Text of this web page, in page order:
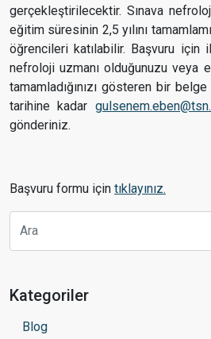
Kategoriler
Blog
gerçekleştirilecektir. Sınava
eğitim süresinin 2,5 yılını
öğrencileri katılabilir. Başvuru için
nefroloji uzmanı olduğunuzu veya
tamamladığınızı gösteren bir
tarihine kadar
gönderiniz.
Başvuru formu için tıklayınız.